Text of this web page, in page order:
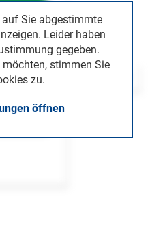
Sie abgestimmte
Leider haben
gegeben.
stimmen Sie
zu.
öffnen